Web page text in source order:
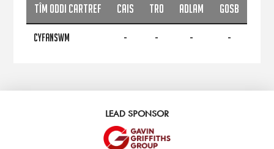
Tîm Oddi Cartref CAIS TRO ADLAM GOSB
CYFANSWM - - - -
LEAD SPONSOR